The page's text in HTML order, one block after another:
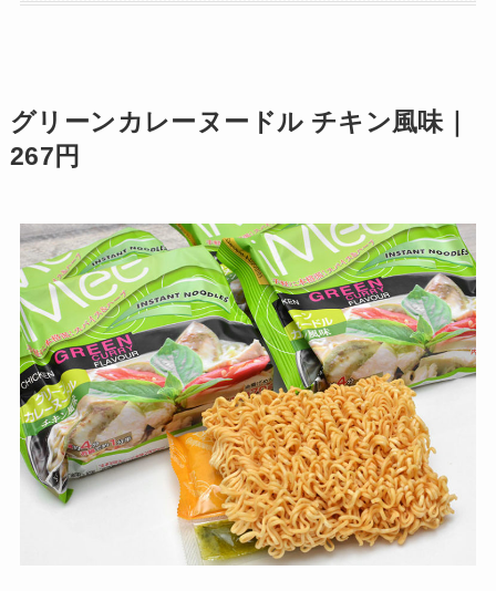
グリーンカレーヌードル チキン風味｜
267円